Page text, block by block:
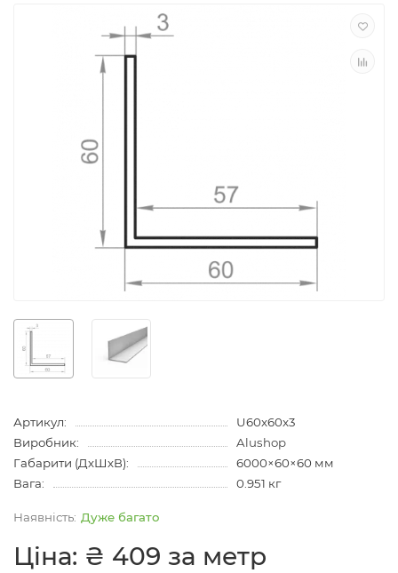
Артикул:
U60x60x3
Виробник:
Alushop
Габарити (ДхШхВ):
6000×60×60 мм
Вага:
0.951 кг
Дуже багато
Цiна: ₴ 409 за метр